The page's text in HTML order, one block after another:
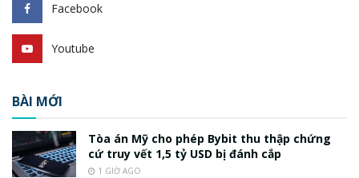
Facebook
Youtube
BÀI MỚI
Tòa án Mỹ cho phép Bybit thu thập chứng
cứ truy vết 1,5 tỷ USD bị đánh cắp
1 GIỜ AGO